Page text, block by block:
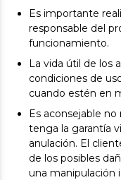
Es importante
responsable del
funcionamiento.
La vida útil de los
condiciones de
cuando estén en
Es aconsejable
tenga la garantía
anulación. El
de los posibles
una manipulación